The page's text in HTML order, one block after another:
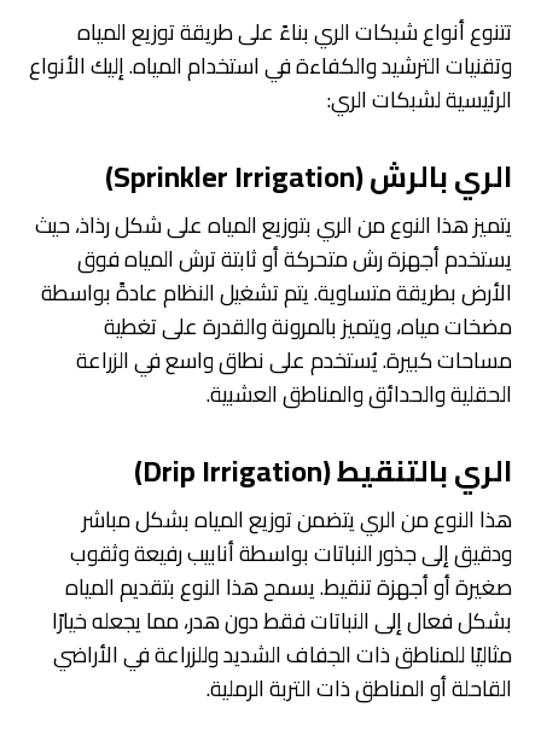
تتنوع أنواع شبكات الري بناءً على طريقة توزيع المياه
وتقنيات الترشيد والكفاءة في استخدام المياه. إليك الأنواع
الرئيسية لشبكات الري:
الري بالرش (Sprinkler Irrigation)
يتميز هذا النوع من الري بتوزيع المياه على شكل رذاذ، حيث
يستخدم أجهزة رش متحركة أو ثابتة ترش المياه فوق
الأرض بطريقة متساوية. يتم تشغيل النظام عادةً بواسطة
مضخات مياه، ويتميز بالمرونة والقدرة على تغطية
مساحات كبيرة. يُستخدم على نطاق واسع في الزراعة
الحقلية والحدائق والمناطق العشبية.
الري بالتنقيط (Drip Irrigation)
هذا النوع من الري يتضمن توزيع المياه بشكل مباشر
ودقيق إلى جذور النباتات بواسطة أنابيب رفيعة وثقوب
صغيرة أو أجهزة تنقيط. يسمح هذا النوع بتقديم المياه
بشكل فعال إلى النباتات فقط دون هدر، مما يجعله خيارًا
مثاليًا للمناطق ذات الجفاف الشديد وللزراعة في الأراضي
القاحلة أو المناطق ذات التربة الرملية.